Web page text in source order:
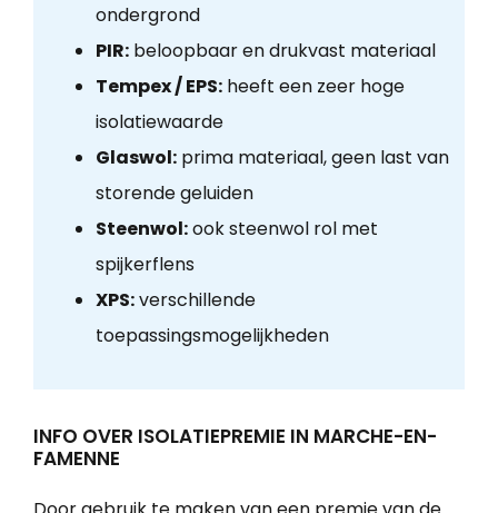
ondergrond
PIR:beloopbaar en drukvast materiaal
Tempex / EPS:heeft een zeer hoge
isolatiewaarde
Glaswol:prima materiaal, geen last van
storende geluiden
Steenwol:ook steenwol rol met
spijkerflens
XPS:verschillende
toepassingsmogelijkheden
INFO OVER ISOLATIEPREMIE IN MARCHE-EN-
FAMENNE